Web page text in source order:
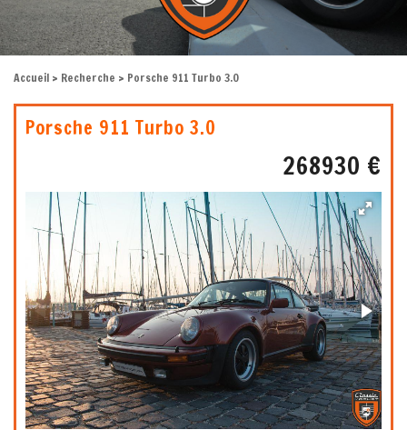
Accueil > Recherche > Porsche 911 Turbo 3.0
Porsche 911 Turbo 3.0
268930 €